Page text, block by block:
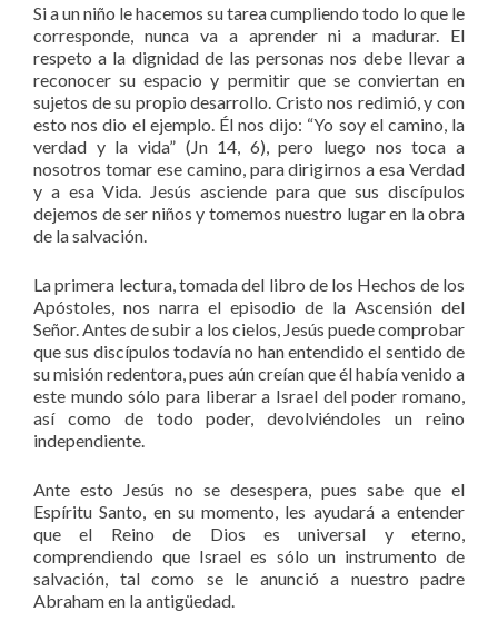
Si a un niño le hacemos su tarea cumpliendo todo lo que le
corresponde, nunca va a aprender ni a madurar. El
respeto a la dignidad de las personas nos debe llevar a
reconocer su espacio y permitir que se conviertan en
sujetos de su propio desarrollo. Cristo nos redimió, y con
esto nos dio el ejemplo. Él nos dijo: “Yo soy el camino, la
verdad y la vida” (Jn 14, 6), pero luego nos toca a
nosotros tomar ese camino, para dirigirnos a esa Verdad
y a esa Vida. Jesús asciende para que sus discípulos
dejemos de ser niños y tomemos nuestro lugar en la obra
de la salvación.
La primera lectura, tomada del libro de los Hechos de los
Apóstoles, nos narra el episodio de la Ascensión del
Señor. Antes de subir a los cielos, Jesús puede comprobar
que sus discípulos todavía no han entendido el sentido de
su misión redentora, pues aún creían que él había venido a
este mundo sólo para liberar a Israel del poder romano,
así como de todo poder, devolviéndoles un reino
independiente.
Ante esto Jesús no se desespera, pues sabe que el
Espíritu Santo, en su momento, les ayudará a entender
que el Reino de Dios es universal y eterno,
comprendiendo que Israel es sólo un instrumento de
salvación, tal como se le anunció a nuestro padre
Abraham en la antigüedad.